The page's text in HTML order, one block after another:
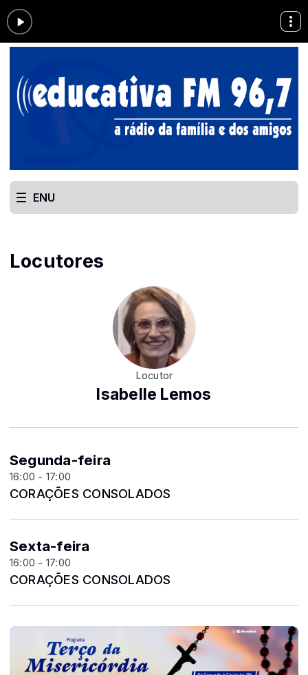
ENU
Locutores
Locutor
Isabelle Lemos
Segunda-feira
16:00 - 17:00
CORAÇÕES CONSOLADOS
Sexta-feira
16:00 - 17:00
CORAÇÕES CONSOLADOS